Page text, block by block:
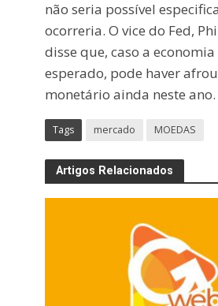
não seria possível
ocorreria. O vice do Fed,
disse que, caso a
esperado, pode haver
monetário ainda neste ano.
Tags mercado MOEDAS
Artigos Relacionados